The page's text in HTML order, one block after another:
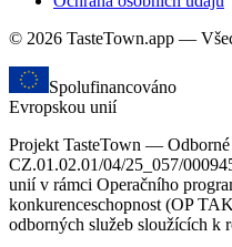
© 2026 TasteTown.app —
Spolufinancováno
Evropskou unií
Projekt TasteTown —
CZ.01.02.01/04/25_057/
unií v rámci Operačního
konkurenceschopnost (OP
odborných služeb sloužících k